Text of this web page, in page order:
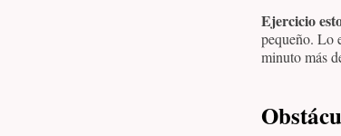
Ejercicio
pequeño. Lo
minuto más